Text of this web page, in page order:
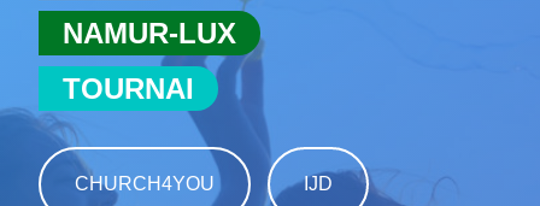
NAMUR-LUX
TOURNAI
CHURCH4YOU IJD